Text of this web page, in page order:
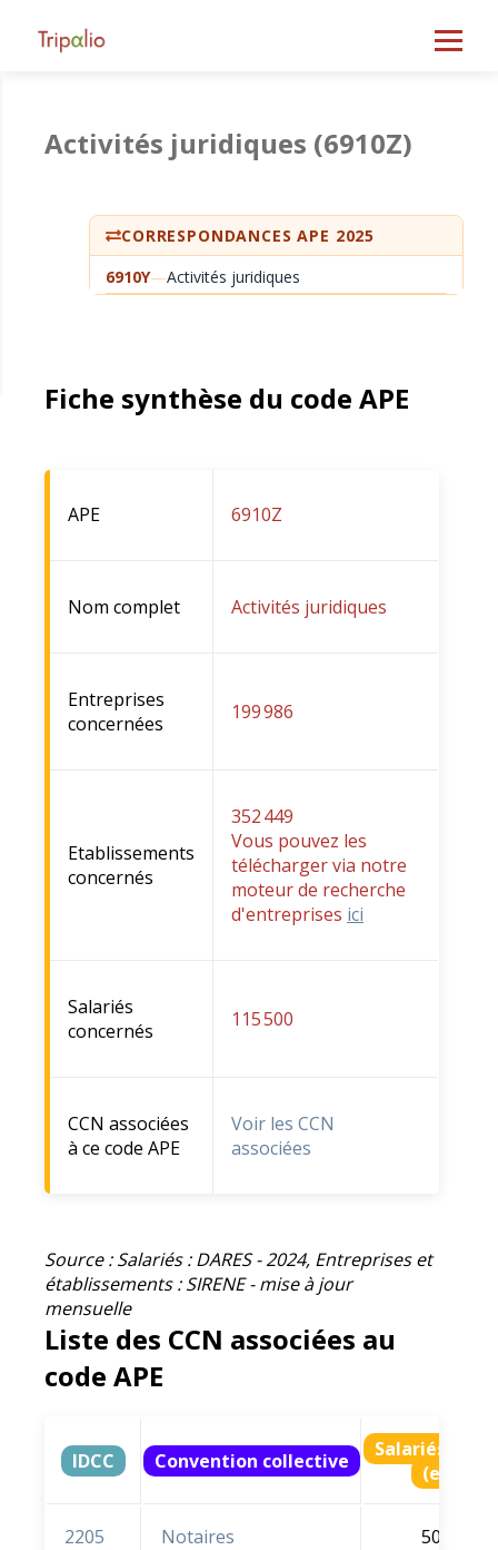
Activités juridiques (6910Z)
CORRESPONDANCES APE 2025
6910Y—Activités juridiques
Fiche synthèse du code APE
APE 6910Z
Nom complet Activités juridiques
Entreprises
concernées
199 986
Etablissements
concernés
352 449
Vous pouvez les
télécharger via notre
moteur de recherche
d'entreprises ici
Salariés
concernés
115 500
CCN associées
à ce code APE
Voir les CCN
associées
Source : Salariés : DARES - 2024, Entreprises et
établissements : SIRENE - mise à jour
mensuelle
Liste des CCN associées au
code APE
IDCC Convention collective
Salariés
(en %
2205 Notaires 50,3 %